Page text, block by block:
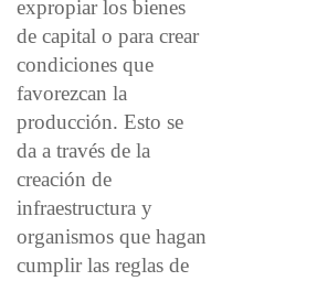
expropiar los bienes
de capital o para crear
condiciones que
favorezcan la
producción. Esto se
da a través de la
creación de
infraestructura y
organismos que hagan
cumplir las reglas de